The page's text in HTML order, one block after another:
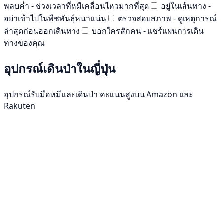
พลบค่ำ - ช่วงเวลาที่หมีเคลื่อนไหวมากที่สุด
อยู่ในเส้นทาง -
อย่าเข้าไปในพืชพันธุ์หนาแน่น
ตรวจสอบสภาพ - ดูเหตุการณ์
ล่าสุดก่อนออกเดินทาง
บอกใครสักคน - แชร์แผนการเดิน
ทางของคุณ
อุปกรณ์เดินป่าในญี่ปุ่น
อุปกรณ์รับมือหมีและเดินป่า คะแนนสูงบน Amazon และ
Rakuten